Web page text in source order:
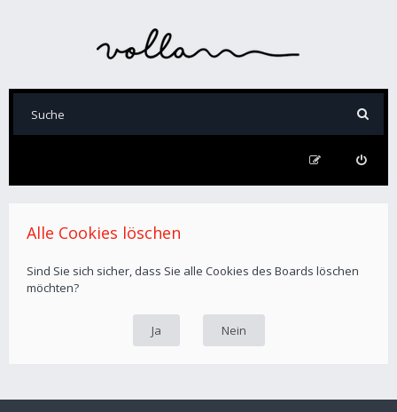
Alle Cookies löschen
Sind Sie sich sicher, dass Sie alle Cookies des Boards löschen
möchten?